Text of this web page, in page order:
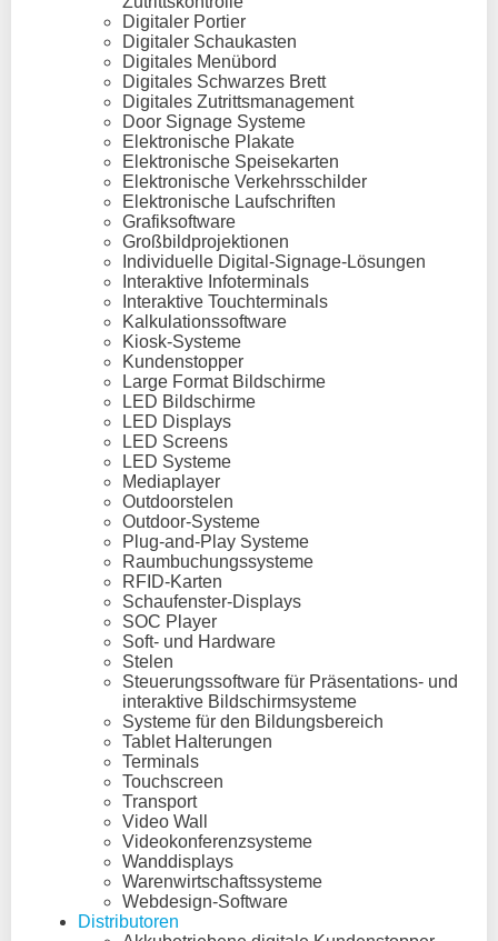
Digitaler Portier
Digitaler Schaukasten
Digitales Menübord
Digitales Schwarzes Brett
Digitales Zutrittsmanagement
Door Signage Systeme
Elektronische Plakate
Elektronische Speisekarten
Elektronische Verkehrsschilder
Elektronische Laufschriften
Grafiksoftware
Großbildprojektionen
Individuelle Digital-Signage-Lösungen
Interaktive Infoterminals
Interaktive Touchterminals
Kalkulationssoftware
Kiosk-Systeme
Kundenstopper
Large Format Bildschirme
LED Bildschirme
LED Displays
LED Screens
LED Systeme
Mediaplayer
Outdoorstelen
Outdoor-Systeme
Plug-and-Play Systeme
Raumbuchungssysteme
RFID-Karten
Schaufenster-Displays
SOC Player
Soft- und Hardware
Stelen
Steuerungssoftware für Präsentations- und
interaktive Bildschirmsysteme
Systeme für den Bildungsbereich
Tablet Halterungen
Terminals
Touchscreen
Transport
Video Wall
Videokonferenzsysteme
Wanddisplays
Warenwirtschaftssysteme
Webdesign-Software
Distributoren